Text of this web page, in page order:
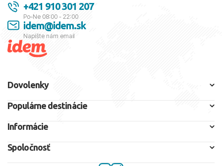
+421 910 301 207
Po-Ne 08:00 - 22:00
idem@idem.sk
Napíšte nám email
Dovolenky
Populárne destinácie
Informácie
Spoločnosť